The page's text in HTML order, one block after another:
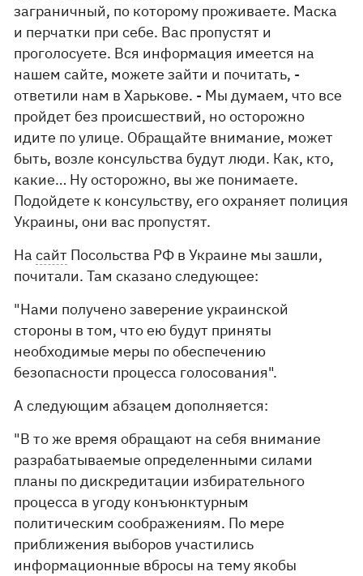
заграничный, по которому проживаете. Маска
и перчатки при себе. Вас пропустят и
проголосуете. Вся информация имеется на
нашем сайте, можете зайти и почитать, -
ответили нам в Харькове. - Мы думаем, что все
пройдет без происшествий, но осторожно
идите по улице. Обращайте внимание, может
быть, возле консульства будут люди. Как, кто,
какие… Ну осторожно, вы же понимаете.
Подойдете к консульству, его охраняет полиция
Украины, они вас пропустят.
Насайт Посольства РФ в Украине мы зашли,
почитали. Там сказано следующее:
"Нами получено заверение украинской
стороны в том, что ею будут приняты
необходимые меры по обеспечению
безопасности процесса голосования".
А следующим абзацем дополняется:
"В то же время обращают на себя внимание
разрабатываемые определенными силами
планы по дискредитации избирательного
процесса в угоду конъюнктурным
политическим соображениям. По мере
приближения выборов участились
информационные вбросы на тему якобы